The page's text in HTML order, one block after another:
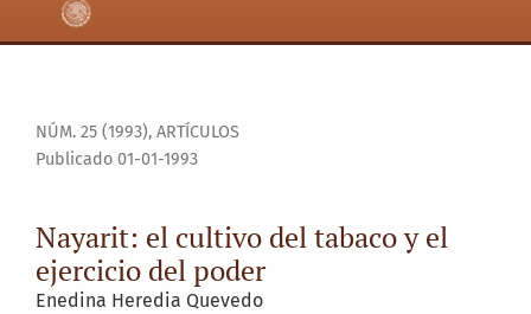
NÚM. 25 (1993), ARTÍCULOS
Nayarit: el cultivo del tabaco y el
ejercicio del poder
Publicado 01-01-1993
Enedina Heredia Quevedo